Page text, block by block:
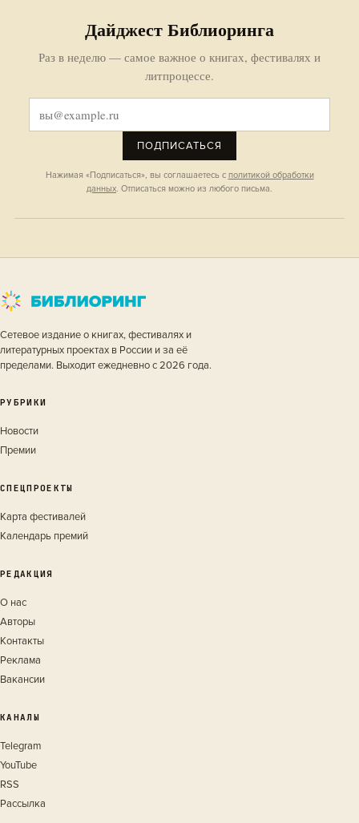
Дайджест Библиоринга
Раз в неделю — самое важное о книгах, фестивалях и
литпроцессе.
ПОДПИСАТЬСЯ
Нажимая «Подписаться», вы соглашаетесь с политикой обработки
данных. Отписаться можно из любого письма.
Сетевое издание о книгах, фестивалях и
литературных проектах в России и за её
пределами. Выходит ежедневно с 2026 года.
РУБРИКИ
Новости
Премии
СПЕЦПРОЕКТЫ
Карта фестивалей
Календарь премий
РЕДАКЦИЯ
О нас
Авторы
Контакты
Реклама
Вакансии
КАНАЛЫ
Telegram
YouTube
RSS
Рассылка